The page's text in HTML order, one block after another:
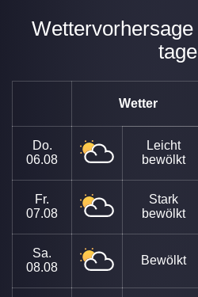
Wettervorhersage Neustrelitz 30
tage
Wetter
Do.
06.08
Leicht
bewölkt
Fr.
07.08
Stark
bewölkt
Sa.
08.08
Bewölkt